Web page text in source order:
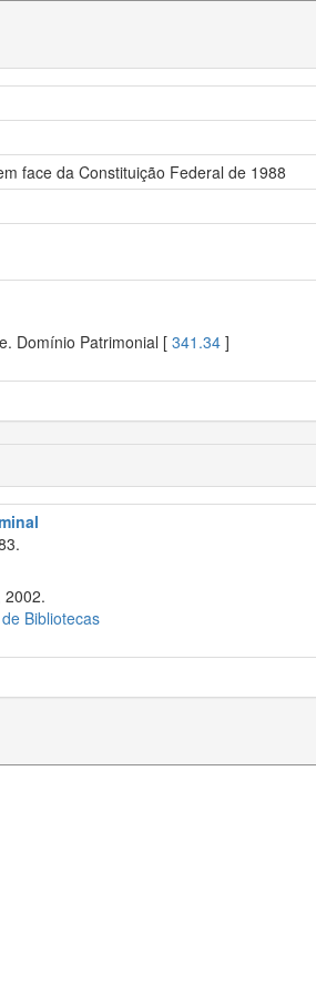
face da Constituição Federal de 1988
Domínio Patrimonial [ 341.34 ]
2002.
Bibliotecas